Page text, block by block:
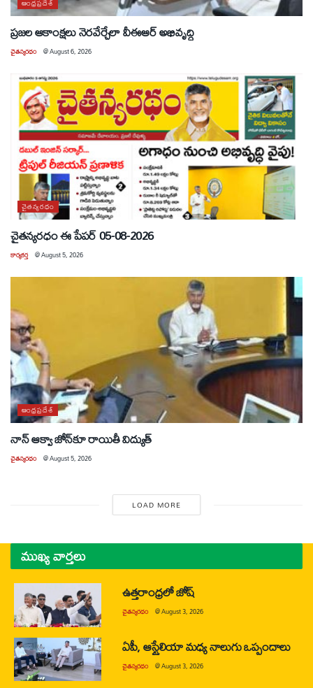
ఆంధ్రప్రదేశ్
ప్రజల ఆకాంక్షలు నెరవేర్చేలా వీఈఆర్ అభివృద్ధి
చైతన్యరధం @August 6, 2026
చైతన్యరధం
చైతన్యరధం ఈ పేపర్ 05-08-2026
కార్యకర్త @August 5, 2026
ఆంధ్రప్రదేశ్
నాన్ ఆక్వా జోన్‌కూ రాయితీ విద్యుత్
చైతన్యరధం @August 5, 2026
LOAD MORE
ముఖ్య వార్తలు
ఉత్తరాంధ్రలో జోష్
చైతన్యరధం @August 3, 2026
ఏపీ, ఆస్ట్రేలియా మధ్య నాలుగు ఒప్పందాలు
చైతన్యరధం @August 3, 2026